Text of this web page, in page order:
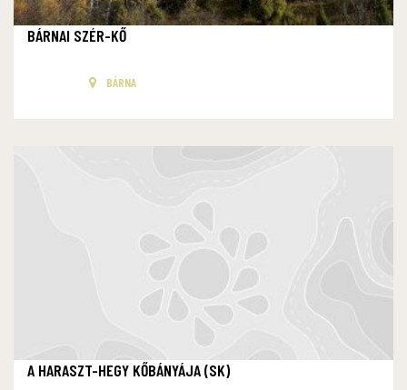
BÁRNAI SZÉR-KŐ
BÁRNA
A HARASZT-HEGY KŐBÁNYÁJA (SK)